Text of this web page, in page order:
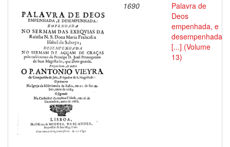
1690
Palavra de
Deos
empenhada, e
desempenhada
[...] (Volume
13)